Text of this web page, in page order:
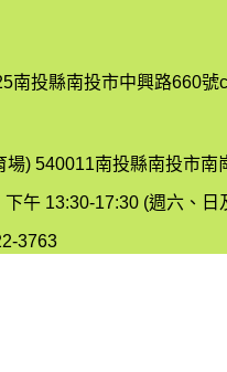
南投縣南投市中興路660號
場) 540011南投縣南投市南
下午 13:30-17:30 (週六、日
3763